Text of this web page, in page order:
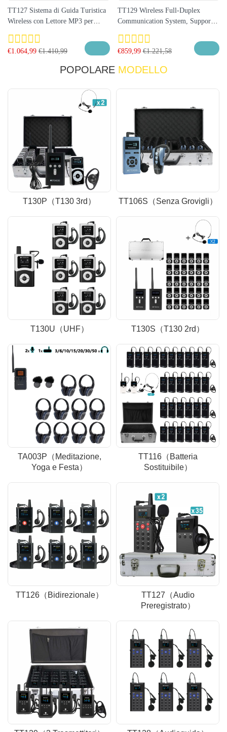
TT127 Sistema di Guida Turistica
Wireless con Lettore MP3 per
€1.064,99 €1.410,99
TT129 Wireless Full-Duplex
Communication System, Supporta
Contemporaneamente
€859,99 €1.221,58
POPOLARE MODELLO
T130P（T130 3rd） TT106S（Senza Grovigli）
T130U（UHF） T130S（T130 2rd）
TA003P（Meditazione,
Yoga e Festa）
TT116（Batteria
Sostituibile）
TT126（Bidirezionale）
TT127（Audio
Preregistrato）